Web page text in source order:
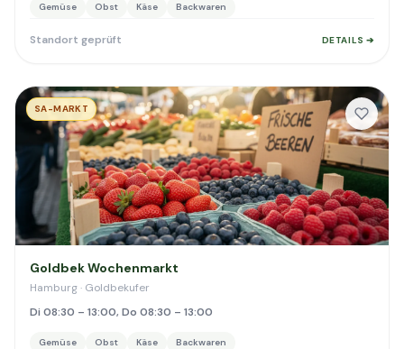
Gemüse Obst Käse Backwaren
Standort geprüft DETAILS ➔
SA-MARKT
Goldbek Wochenmarkt
Hamburg · Goldbekufer
Di 08:30 – 13:00, Do 08:30 – 13:00
Gemüse Obst Käse Backwaren